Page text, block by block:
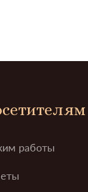
работы